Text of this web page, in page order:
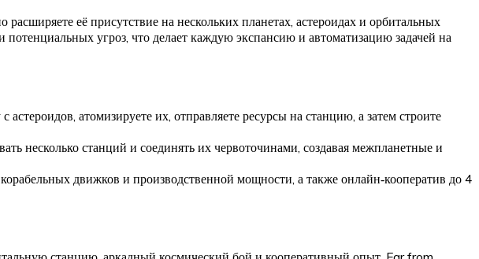
её присутствие на нескольких планетах, астероидах и орбитальных
угроз, что делает каждую экспансию и автоматизацию задачей на
атомизируете их, отправляете ресурсы на станцию, а затем строите
несколько станций и соединять их червоточинами, создавая межпланетные и
движков и производственной мощности, а также онлайн‑кооператив до 4